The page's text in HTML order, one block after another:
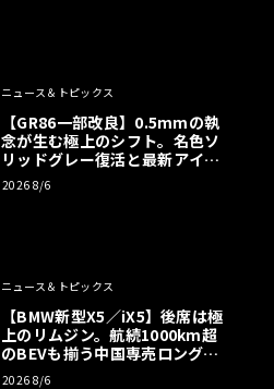
ニュース＆トピックス
【GR86一部改良】0.5mmの執
念が生む極上のシフト。名色ソ
リッドグレー復活と最新アイサ
イトでFRの極みへ
2026 8/6
ニュース＆トピックス
【BMW新型X5／iX5】後席は極
上のリムジン。航続1000km超
のBEVも揃う中国専売ロング仕
様の全貌
2026 8/6